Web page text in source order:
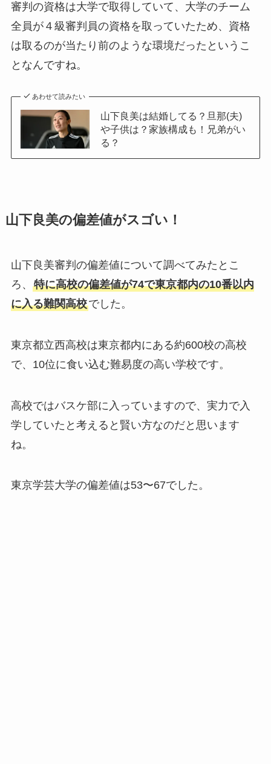
審判の資格は大学で取得していて、大学のチーム
全員が４級審判員の資格を取っていたため、資格
は取るのが当たり前のような環境だったというこ
となんですね。
あわせて読みたい
山下良美は結婚してる？旦那(夫)
や子供は？家族構成も！兄弟がい
る？
山下良美の偏差値がスゴい！
山下良美審判の偏差値について調べてみたとこ
ろ、 特に高校の偏差値が74で東京都内の10番以内
に入る難関高校でした。
東京都立西高校は東京都内にある約600校の高校
で、10位に食い込む難易度の高い学校です。
高校ではバスケ部に入っていますので、実力で入
学していたと考えると賢い方なのだと思います
ね。
東京学芸大学の偏差値は53〜67でした。